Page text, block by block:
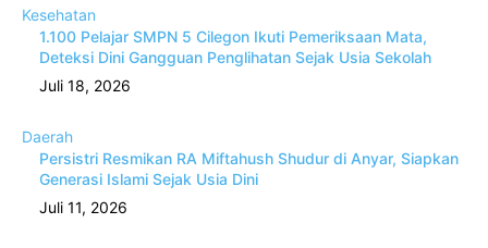
Kesehatan
1.100 Pelajar SMPN 5 Cilegon Ikuti Pemeriksaan Mata,
Deteksi Dini Gangguan Penglihatan Sejak Usia Sekolah
Juli 18, 2026
Daerah
Persistri Resmikan RA Miftahush Shudur di Anyar, Siapkan
Generasi Islami Sejak Usia Dini
Juli 11, 2026